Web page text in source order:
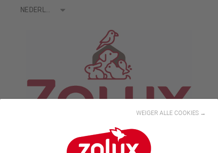
WEIGER ALLE COOKIES →
Talen